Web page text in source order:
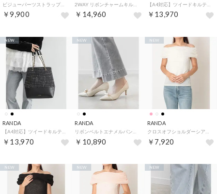
￥9,900 ￥14,960 ￥13,970
RANDA
￥13,970
NEW
RANDA
￥10,890
NEW
RANDA
￥7,920
NEW
NEW NEW NEW